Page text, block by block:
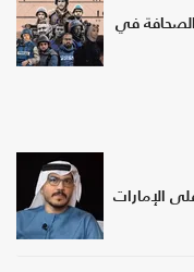
الصحافة في
على الإمارات